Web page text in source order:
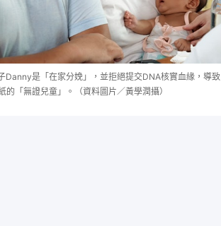
Danny是「在家分娩」，並拒絕提交DNA核實血緣，導致
的「無證兒童」。（資料圖片／黃學潤攝）